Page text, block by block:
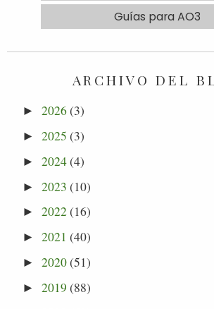
Guías para AO3
ARCHIVO DEL
►2026(3)
►2025 (3)
►2024(4)
►2023 (10)
►2022(16)
►2021 (40)
►2020(51)
►2019 (88)